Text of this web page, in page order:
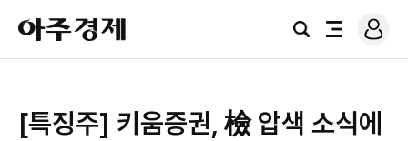
아
주
경
검
전
로
그
[특징주] 키움증권, 檢 압색 소식에